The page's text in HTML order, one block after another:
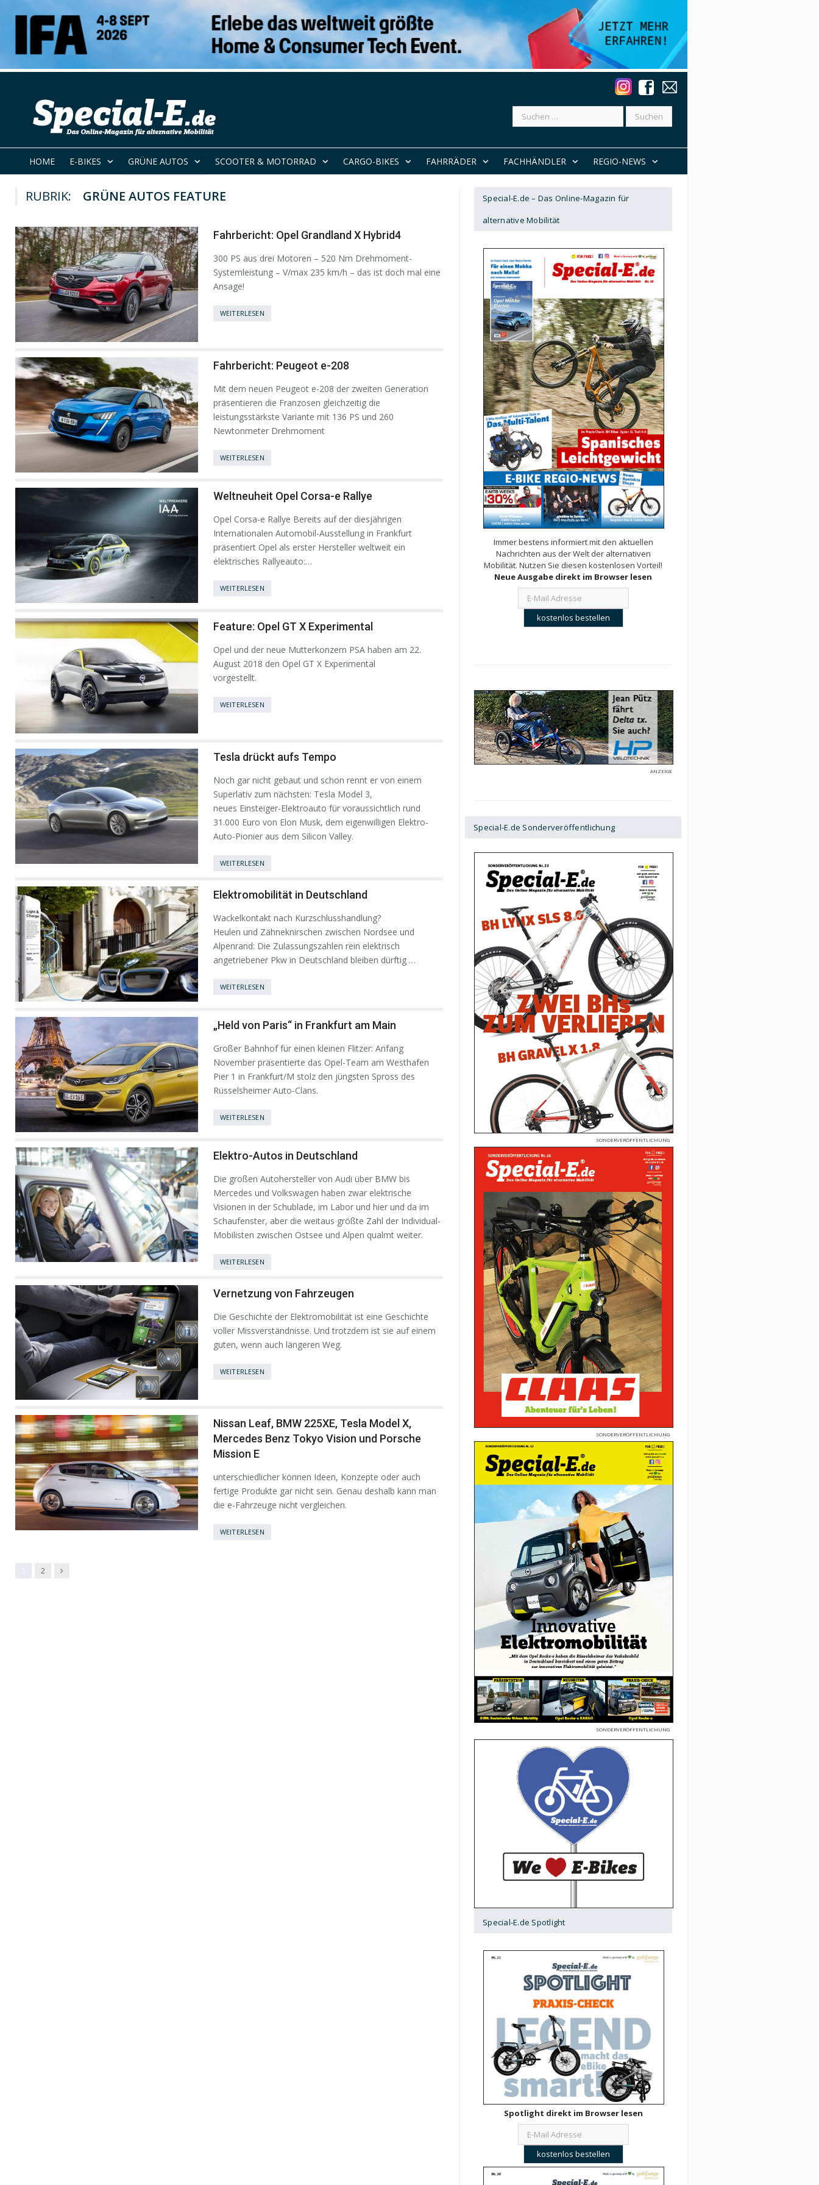
Suchen
HOME E-BIKES GRÜNE AUTOS SCOOTER & MOTORRAD CARGO-BIKES FAHRRÄDER FACHHÄNDLER REGIO-NEWS
RUBRIK: GRÜNE AUTOS FEATURE
Fahrbericht: Opel Grandland X Hybrid4
300 PS aus drei Motoren – 520 Nm Drehmoment-
Systemleistung – V/max 235 km/h – das ist doch mal eine
Ansage!
WEITERLESEN
Fahrbericht: Peugeot e-208
Mit dem neuen Peugeot e-208 der zweiten Generation
präsentieren die Franzosen gleichzeitig die
leistungsstärkste Variante mit 136 PS und 260
Newtonmeter Drehmoment
WEITERLESEN
Weltneuheit Opel Corsa-e Rallye
Opel Corsa-e Rallye Bereits auf der diesjährigen
Internationalen Automobil-Ausstellung in Frankfurt
präsentiert Opel als erster Hersteller weltweit ein
elektrisches Rallyeauto:…
WEITERLESEN
Feature: Opel GT X Experimental
Opel und der neue Mutterkonzern PSA haben am 22.
August 2018 den Opel GT X Experimental
vorgestellt.
WEITERLESEN
Tesla drückt aufs Tempo
Noch gar nicht gebaut und schon rennt er von einem
Superlativ zum nächsten: Tesla Model 3,
neues Einsteiger-Elektroauto für voraussichtlich rund
31.000 Euro von Elon Musk, dem eigenwilligen Elektro-
Auto-Pionier aus dem Silicon Valley.
WEITERLESEN
Elektromobilität in Deutschland
Wackelkontakt nach Kurzschlusshandlung?
Heulen und Zähneknirschen zwischen Nordsee und
Alpenrand: Die Zulassungszahlen rein elektrisch
angetriebener Pkw in Deutschland bleiben dürftig …
WEITERLESEN
„Held von Paris“ in Frankfurt am Main
Großer Bahnhof für einen kleinen Flitzer: Anfang
November präsentierte das Opel-Team am Westhafen
Pier 1 in Frankfurt/M stolz den jüngsten Spross des
Rüsselsheimer Auto-Clans.
WEITERLESEN
Elektro-Autos in Deutschland
Die großen Autohersteller von Audi über BMW bis
Mercedes und Volkswagen haben zwar elektrische
Visionen in der Schublade, im Labor und hier und da im
Schaufenster, aber die weitaus größte Zahl der Individual-
Mobilisten zwischen Ostsee und Alpen qualmt weiter.
WEITERLESEN
Vernetzung von Fahrzeugen
Die Geschichte der Elektromobilität ist eine Geschichte
voller Missverständnisse. Und trotzdem ist sie auf einem
guten, wenn auch längeren Weg.
WEITERLESEN
Nissan Leaf, BMW 225XE, Tesla Model X,
Mercedes Benz Tokyo Vision und Porsche
Mission E
unterschiedlicher können Ideen, Konzepte oder auch
fertige Produkte gar nicht sein. Genau deshalb kann man
die e-Fahrzeuge nicht vergleichen.
WEITERLESEN
2 Next
Special-E.de – Das Online-Magazin für
alternative Mobilität
Immer bestens informiert mit den aktuellen
Nachrichten aus der Welt der alternativen
Mobilität. Nutzen Sie diesen kostenlosen Vorteil!
Neue Ausgabe direkt im Browser lesen
ANZEIGE
Special-E.de Sonderveröffentlichung
SONDERVERÖFFENTLICHUNG
SONDERVERÖFFENTLICHUNG
SONDERVERÖFFENTLICHUNG
Special-E.de Spotlight
Spotlight direkt im Browser lesen